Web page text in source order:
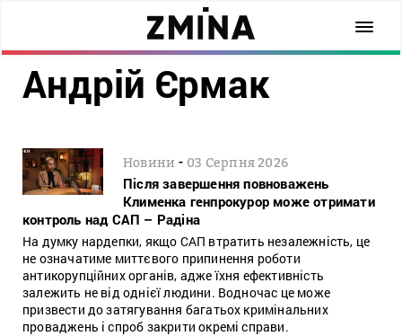
Андрій Єрмак
Новини - 03 Серпня 2026
Після завершення повноважень
Клименка генпрокурор може отримати
контроль над САП – Радіна
На думку нардепки, якщо САП втратить незалежність, це
не означатиме миттєвого припинення роботи
антикорупційних органів, адже їхня ефективність
залежить не від однієї людини. Водночас це може
призвести до затягування багатьох кримінальних
проваджень і спроб закрити окремі справи.